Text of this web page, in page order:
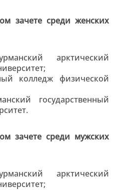
зачете среди женских
арктический
колледж физической
государственный
зачете среди мужских
арктический